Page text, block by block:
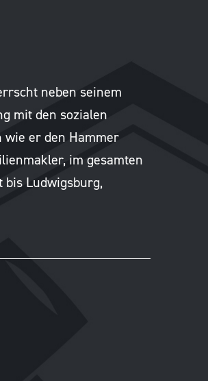
neben seinem
mit den sozialen
wie er den Hammer
im gesamten
bis Ludwigsburg,